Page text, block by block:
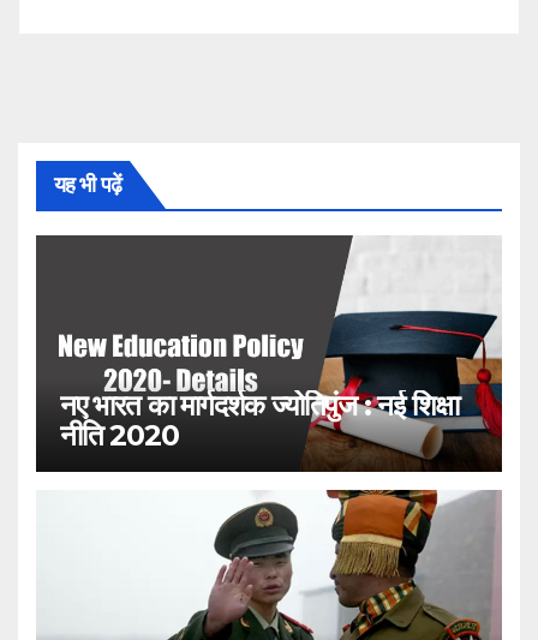
यह भी पढ़ें
नए भारत का मार्गदर्शक ज्योतिपुंज : नई शिक्षा
नीति 2020